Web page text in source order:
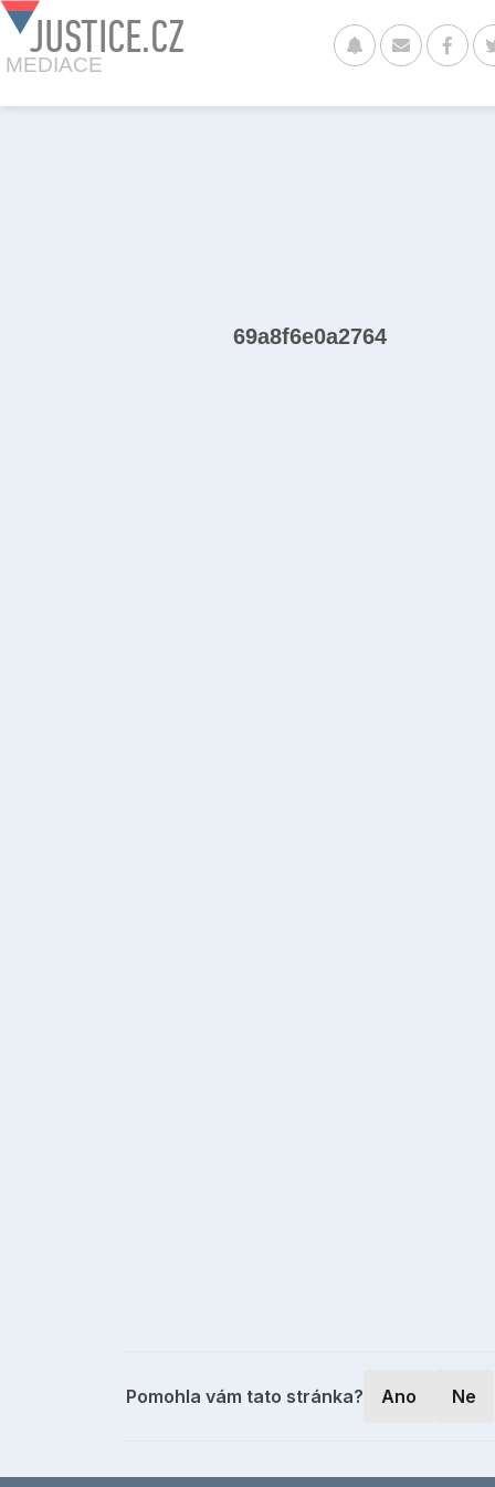
JUSTICE.CZ
MEDIACE
69a8f6e0a2764
Pomohla vám tato stránka? Ano Ne